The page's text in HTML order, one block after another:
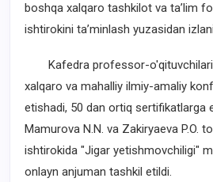
boshqa xalqaro tashkilot va taʼlim
ishtirokini ta’minlash yuzasidan
Kafedra professor-o'qituvchilari
xalqaro va mahalliy ilmiy-amaliy
etishadi, 50 dan ortiq sertifikatlarga
Mamurova N.N. va Zakiryaeva P.O.
ishtirokida "Jigar yetishmovchiligi"
onlayn anjuman tashkil etildi.